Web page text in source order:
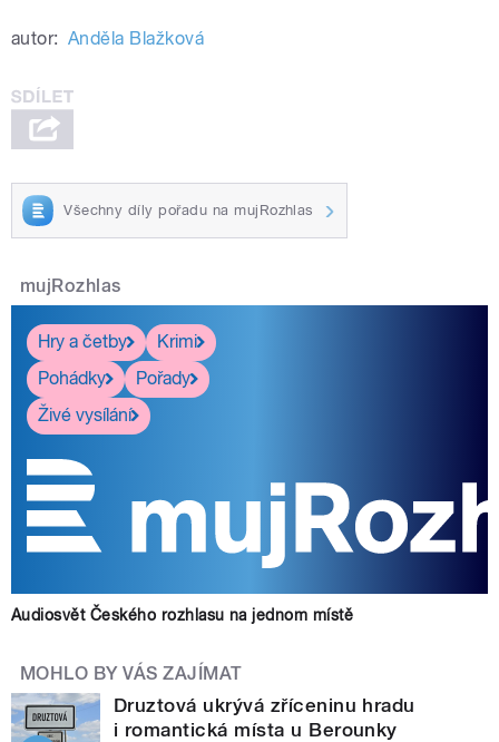
autor: Anděla Blažková
Všechny díly pořadu na mujRozhlas
mujRozhlas
Hry a četby
Krimi
Pohádky
Pořady
Živé vysílání
Audiosvět Českého rozhlasu na jednom místě
MOHLO BY VÁS ZAJÍMAT
Druztová ukrývá zříceninu hradu
i romantická místa u Berounky